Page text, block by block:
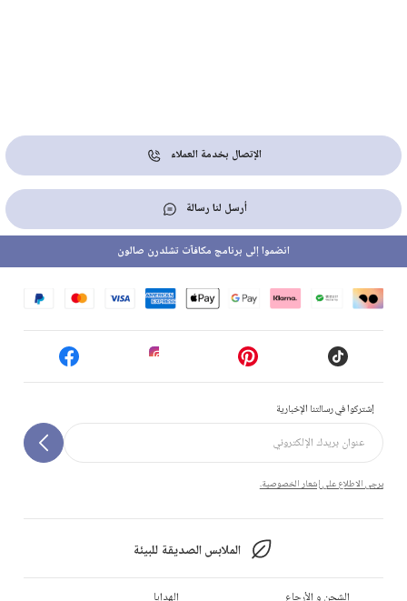
الإتصال بخدمة العملاء
أرسل لنا رسالة
إشتركوا في رسالتنا الإخبارية
يرجى الاطلاع على إشعار الخصوصية.
الملابس الصديقة للبيئة
انضموا إلى برنامج مكافآت تشلدرن صالون
الشحن و الأرجاع
الهدايا